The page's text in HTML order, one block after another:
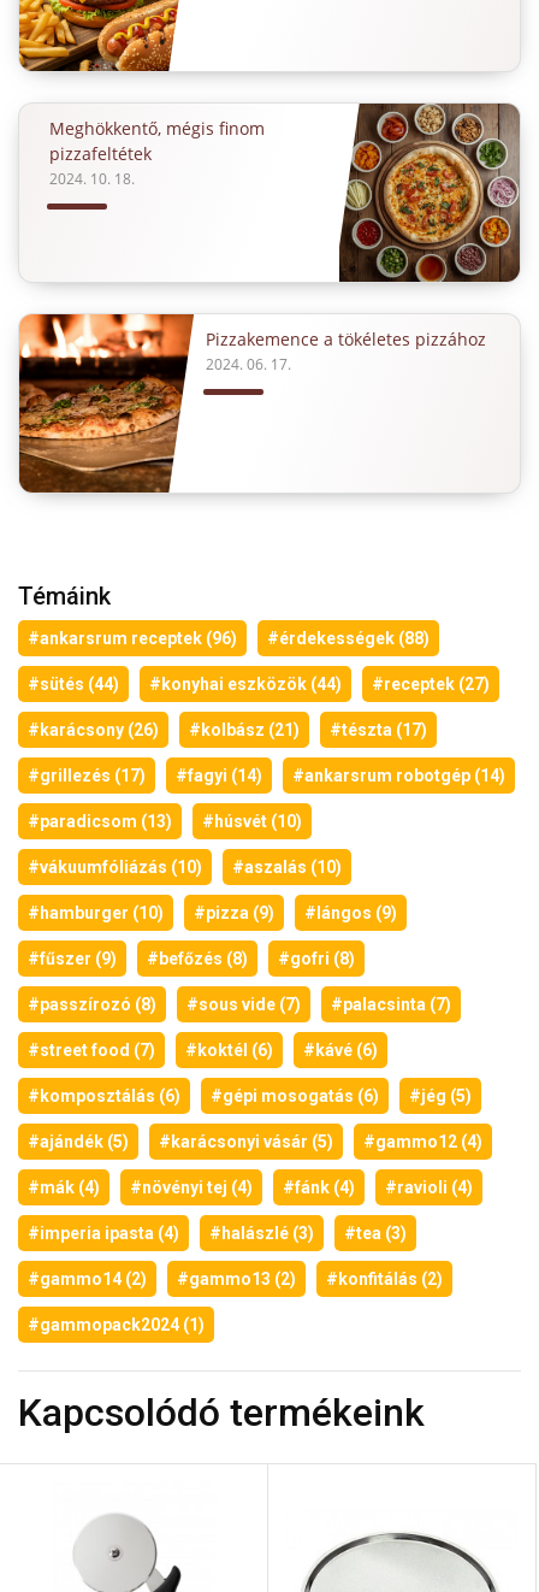
Meghökkentő, mégis finom
pizzafeltétek
2024. 10. 18.
Pizzakemence a tökéletes pizzához
2024. 06. 17.
Témáink
#ankarsrum receptek (96) #érdekességek (88)
#sütés (44) #konyhai eszközök (44) #receptek (27)
#karácsony (26) #kolbász (21) #tészta (17)
#grillezés (17) #fagyi (14) #ankarsrum robotgép (14)
#paradicsom (13) #húsvét (10)
#vákuumfóliázás (10) #aszalás (10)
#hamburger (10) #pizza (9) #lángos (9)
#fűszer (9) #befőzés (8) #gofri (8)
#passzírozó (8) #sous vide (7) #palacsinta (7)
#street food (7) #koktél (6) #kávé (6)
#komposztálás (6) #gépi mosogatás (6) #jég (5)
#ajándék (5) #karácsonyi vásár (5) #gammo12 (4)
#mák (4) #növényi tej (4) #fánk (4) #ravioli (4)
#imperia ipasta (4) #halászlé (3) #tea (3)
#gammo14 (2) #gammo13 (2) #konfitálás (2)
#gammopack2024 (1)
Kapcsolódó termékeink